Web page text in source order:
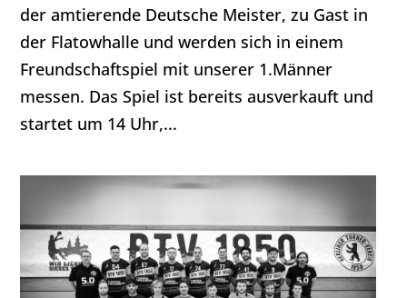
der amtierende Deutsche Meister, zu Gast in
der Flatowhalle und werden sich in einem
Freundschaftspiel mit unserer 1.Männer
messen. Das Spiel ist bereits ausverkauft und
startet um 14 Uhr,...